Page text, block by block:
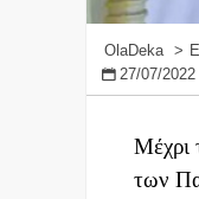
OlaDeka
27/07/2022
Μέχρι
των